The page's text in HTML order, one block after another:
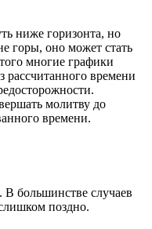
ниже горизонта, но
горы, оно может стать
многие графики
времени
молитву до
времени.
В большинстве случаев
поздно.